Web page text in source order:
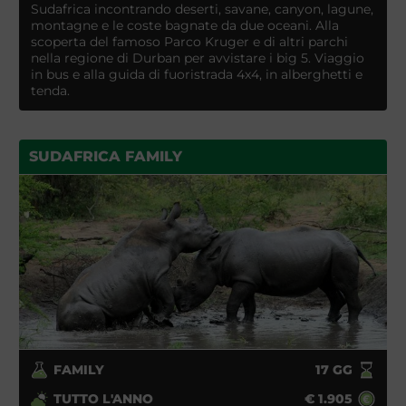
Sudafrica incontrando deserti, savane, canyon, lagune,
montagne e le coste bagnate da due oceani. Alla
scoperta del famoso Parco Kruger e di altri parchi
nella regione di Durban per avvistare i big 5. Viaggio
in bus e alla guida di fuoristrada 4x4, in alberghetti e
tenda.
SUDAFRICA FAMILY
FAMILY 17GG
TUTTO L'ANNO
€ 1.905